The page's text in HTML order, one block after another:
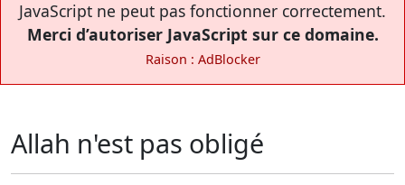
JavaScript ne peut pas fonctionner correctement.
Merci d’autoriser JavaScript sur ce domaine.
Raison : AdBlocker
Allah n'est pas obligé